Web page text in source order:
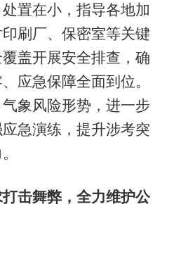
置在小，指导各地加
刷厂、保密室等关键
盖开展安全排查，确
应急保障全面到位。
象风险形势，进一步
急演练，提升涉考突
击舞弊，全力维护公